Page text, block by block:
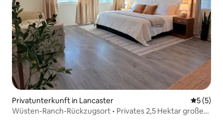
Privatunterkunft in Lancaster
5 (5)
Wüsten-Ranch-Rückzugsort • Privates 2,5 Hektar großes